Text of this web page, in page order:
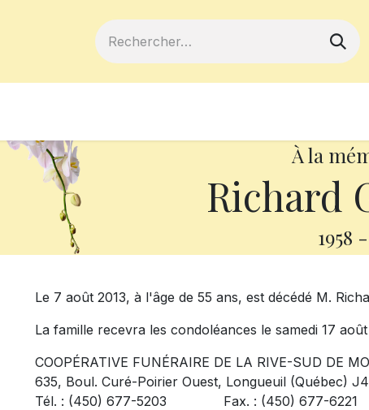
À la
Richard
1958 -
Le 7 août 2013, à l'âge de 55 ans, est décédé M.
La famille recevra les condoléances le samedi 17
COOPÉRATIVE FUNÉRAIRE DE LA RIVE-SUD DE
635, Boul. Curé-Poirier Ouest, Longueuil (Québec)
Tél. : (450) 677-5203 Fax. : (450) 677-6221